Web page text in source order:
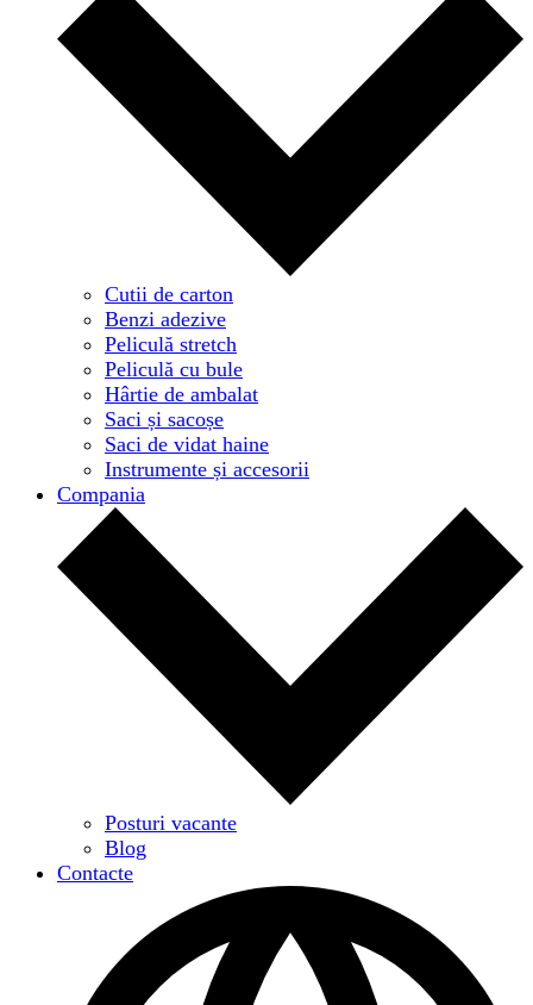
Cutii de carton
Benzi adezive
Peliculă stretch
Peliculă cu bule
Hârtie de ambalat
Saci și sacoșe
Saci de vidat haine
Instrumente și accesorii
Compania
Posturi vacante
Blog
Contacte